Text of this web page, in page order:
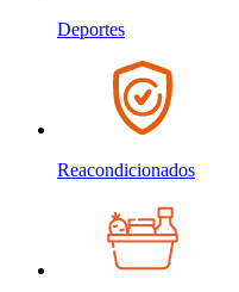
Deportes
Reacondicionados